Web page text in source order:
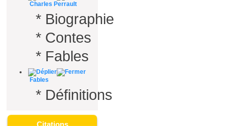
Charles Perrault
* Biographie
* Contes
* Fables
Fables
* Définitions
Citations